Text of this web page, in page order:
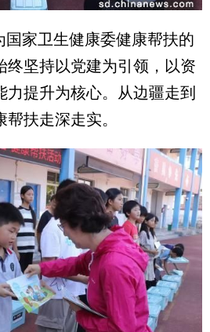
家卫生健康委健康帮扶的
终坚持以党建为引领，以资
力提升为核心。从边疆走到
扶走深走实。